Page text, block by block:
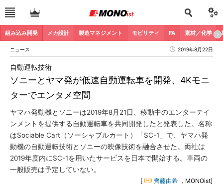
組み込み開発 メカ設計 製造マネジメント モビリティ FA 素材／化学
ニュース 2019年8月22日
ソニーとヤマ発が低速自動運転車を開発、4Kモニ
ターでエンタメ空間
自動運転技術
ヤマハ発動機とソニーは2019年8月21日、移動中のエンターテイ
ンメントを提供する自動運転車を共同開発したと発表した。名称
はSociable Cart（ソーシャブルカート）「SC-1」で、ヤマハ発
動機の自動運転技術とソニーの映像技術を融合させた。両社は
2019年度内にSC-1を用いたサービスを日本で開始する。車両の
一般販売は予定していない。
[ 齊藤由希 ，MONOist]